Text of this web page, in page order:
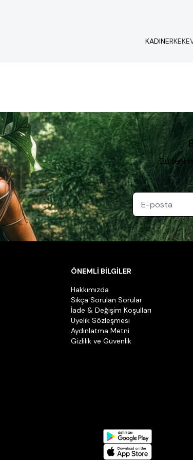
KADINERKEK
ÖNEMLİ BİLGİLER
Hakkımızda
Sıkça Sorulan Sorular
İade & Değişim Koşulları
Üyelik Sözleşmesi
Aydınlatma Metni
Gizlilik ve Güvenlik